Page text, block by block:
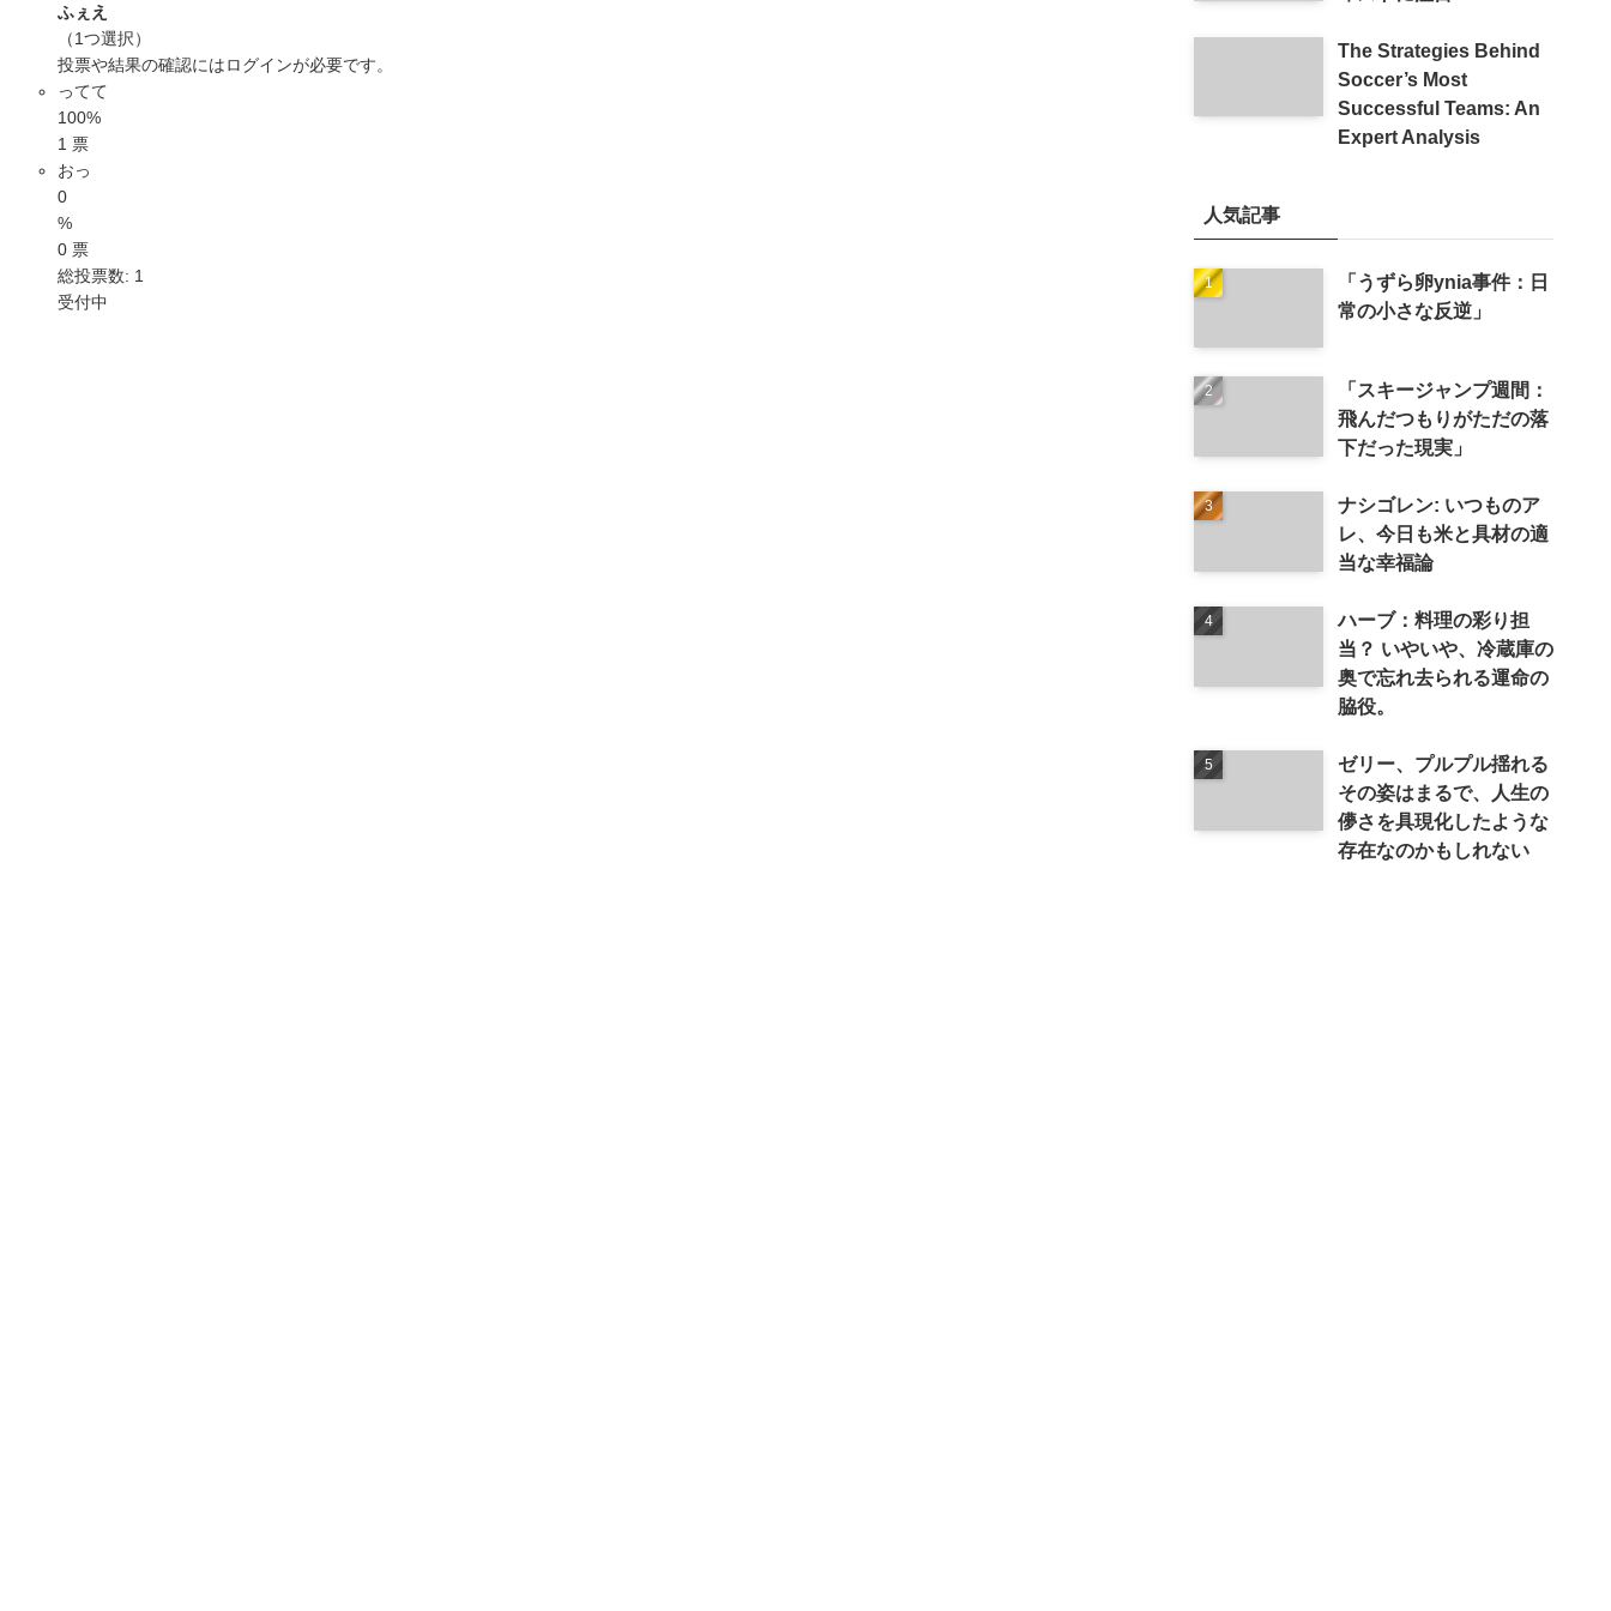
ふぇえ
（1つ選択）
投票や結果の確認にはログインが必要です。
ってて
100%
1 票
おっ
0
%
0 票
総投票数: 1
受付中
The Strategies Behind
Soccer’s Most
Successful Teams: An
Expert Analysis
人気記事
「うずら卵ynia事件：日
常の小さな反逆」
「スキージャンプ週間：
飛んだつもりがただの落
下だった現実」
ナシゴレン: いつものア
レ、今日も米と具材の適
当な幸福論
ハーブ：料理の彩り担
当？ いやいや、冷蔵庫の
奥で忘れ去られる運命の
脇役。
ゼリー、プルプル揺れる
その姿はまるで、人生の
儚さを具現化したような
存在なのかもしれない